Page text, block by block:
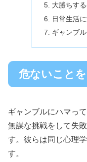
大勝ちす
日常生活
ギャンブ
危ないこと
ギャンブルにハマっ
無謀な挑戦をして失
す。彼らは同じ心理
す。